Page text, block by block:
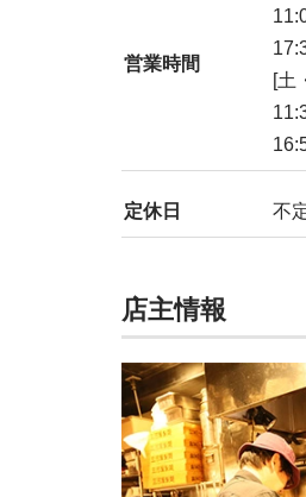
営業時間
[土
定休日 不
店主情報